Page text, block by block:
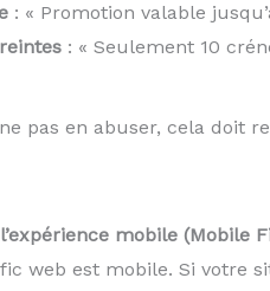
: « Promotion valable
: « Seulement 10
pas en abuser, cela doit
mobile (Mobile
web est mobile. Si votre